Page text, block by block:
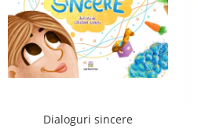
Dialoguri sincere